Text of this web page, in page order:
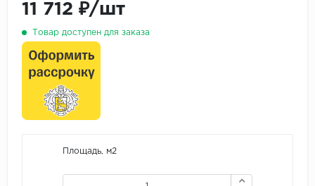
11 712 ₽/шт
Товар доступен для заказа
Площадь, м2